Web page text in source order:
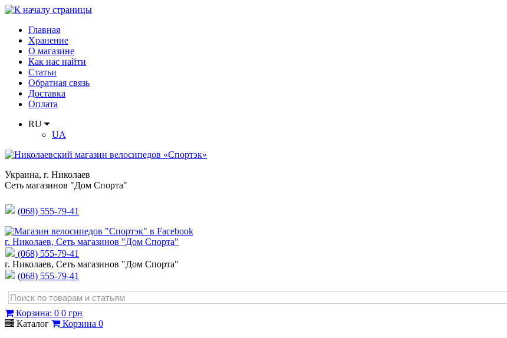
Главная
Хранение
О магазине
Как нас найти
Статьи
Обратная связь
Доставка
Оплата
RU
UA
Украина, г. Николаев
Сеть магазинов "Дом Спорта"
(068) 555-79-41
г. Николаев, Сеть магазинов "Дом Спорта"
(068) 555-79-41
г. Николаев, Сеть магазинов "Дом Спорта"
(068) 555-79-41
Корзина: 0 0 грн
Каталог
Корзина 0